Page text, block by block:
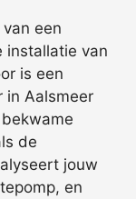
een
installatie van
is een
in Aalsmeer
de
jouw
en